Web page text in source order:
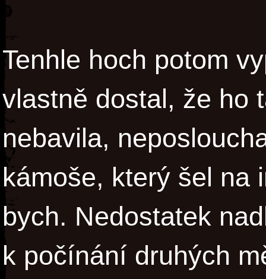
Tenhle hoch potom
vlastně dostal, že ho
nebavila,
kámoše, který šel na
bych. Nedostatek
k počínání druhých